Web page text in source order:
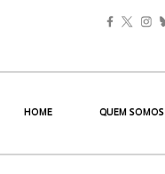
HOME QUEM SOMOS